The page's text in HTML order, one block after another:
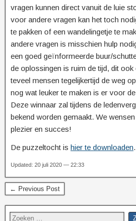
vragen kunnen direct vanuit de luie
voor andere vragen kan het toch
te pakken of een wandelingetje te
andere vragen is misschien hulp
een goed geïnformeerde buur/
de oplossingen is ruim de tijd, dit
teveel mensen tegelijkertijd de weg
nog wat leuker te maken is er voor
Deze winnaar zal tijdens de
bekend worden gemaakt. We
plezier en succes!
De puzzeltocht is hier te downloaden.
Updated: 20 juli 2020 — 22:33
← Previous Post